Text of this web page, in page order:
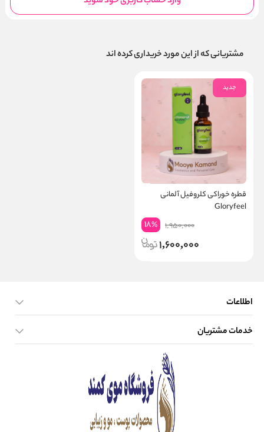
مشتریانی که از این مورد خریداری کرده اند
جدید
قطره خوراکی کلروفیل آلمانی
Gloryfeel
1,950,000
18%
1,600,000
اطلاعات
صفحه اصلی
خدمات مشتریان